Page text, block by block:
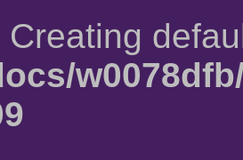
Creating